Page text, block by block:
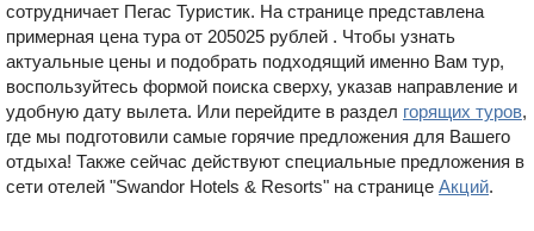
сотрудничает Пегас Туристик. На странице представлена
примерная цена тура от 205025 рублей . Чтобы узнать
актуальные цены и подобрать подходящий именно Вам тур,
воспользуйтесь формой поиска сверху, указав направление и
удобную дату вылета. Или перейдите в раздел горящих туров,
где мы подготовили самые горячие предложения для Вашего
отдыха! Также сейчас действуют специальные предложения в
сети отелей "Swandor Hotels & Resorts" на странице Акций.